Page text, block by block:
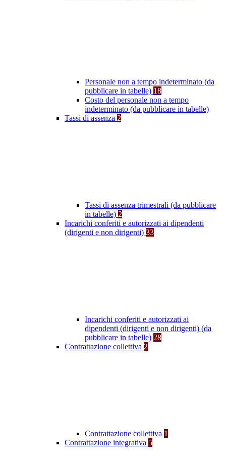
Personale non a tempo indeterminato (da
pubblicare in tabelle) 18
Costo del personale non a tempo
indeterminato (da pubblicare in tabelle)
Tassi di assenza 2
Tassi di assenza trimestrali (da pubblicare
in tabelle) 2
Incarichi conferiti e autorizzati ai dipendenti
(dirigenti e non dirigenti) 33
Incarichi conferiti e autorizzati ai
dipendenti (dirigenti e non dirigenti) (da
pubblicare in tabelle) 28
Contrattazione collettiva 2
Contrattazione collettiva 1
Contrattazione integrativa 5